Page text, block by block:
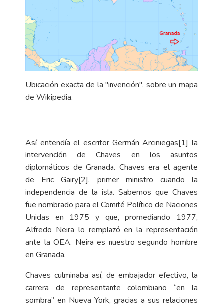
Ubicación exacta de la "invención", sobre un mapa
de Wikipedia.
Así entendía el escritor Germán Arciniegas[1] la
intervención de Chaves en los asuntos
diplomáticos de Granada. Chaves era el agente
de Eric Gairy[2], primer ministro cuando la
independencia de la isla. Sabemos que Chaves
fue nombrado para el Comité Político de Naciones
Unidas en 1975 y que, promediando 1977,
Alfredo Neira lo remplazó en la representación
ante la OEA. Neira es nuestro segundo hombre
en Granada.
Chaves culminaba así, de embajador efectivo, la
carrera de representante colombiano “en la
sombra” en Nueva York, gracias a sus relaciones